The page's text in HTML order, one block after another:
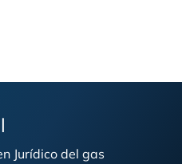
Jurídico del gas